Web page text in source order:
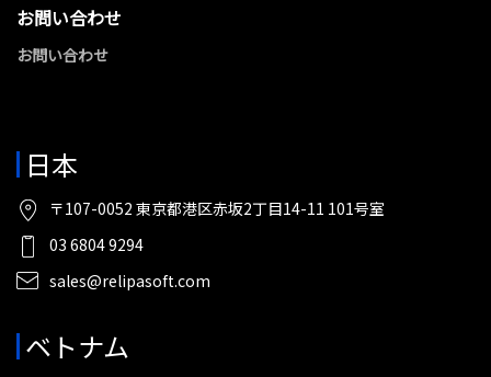
お問い合わせ
お問い合わせ
日本
〒107-0052 東京都港区赤坂2丁目14-11 101号室
03 6804 9294
sales@relipasoft.com
ベトナム